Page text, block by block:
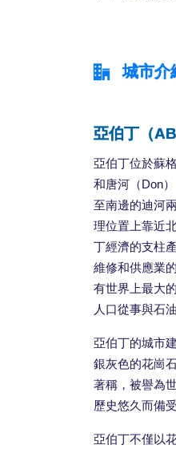
城市介
亞伯丁（
亞伯丁位於蘇
和唐河（Don
至南邊的迪河
理位置上靠近
丁經濟的支柱
維修和供應業
有世界上最大
人口從事與石
亞伯丁的城市
銀灰色的花崗
著稱，被譽為
歷史悠久而備
亞伯丁不僅以